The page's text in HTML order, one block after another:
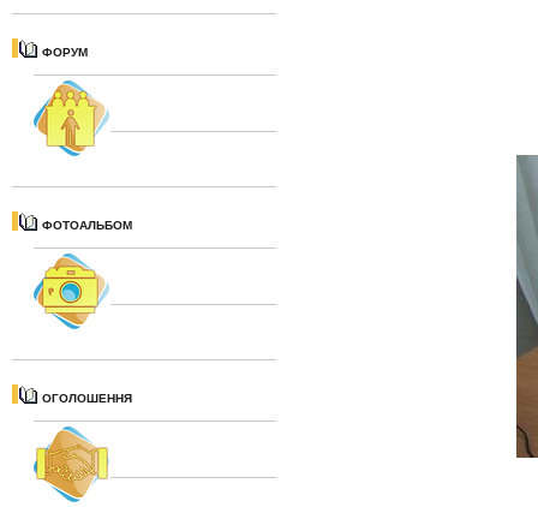
ФОРУМ
ФОТОАЛЬБОМ
ОГОЛОШЕННЯ